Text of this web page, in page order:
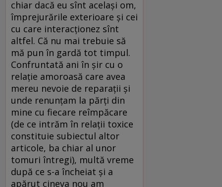
chiar dacă eu sînt același om,
împrejurările exterioare și cei
cu care interacționez sînt
altfel. Că nu mai trebuie să
mă pun în gardă tot timpul.
Confruntată ani în șir cu o
relație amoroasă care avea
mereu nevoie de reparații și
unde renunțam la părți din
mine cu fiecare reîmpăcare
(de ce intrăm în relații toxice
constituie subiectul altor
articole, ba chiar al unor
tomuri întregi), multă vreme
după ce s-a încheiat și a
apărut cineva nou am